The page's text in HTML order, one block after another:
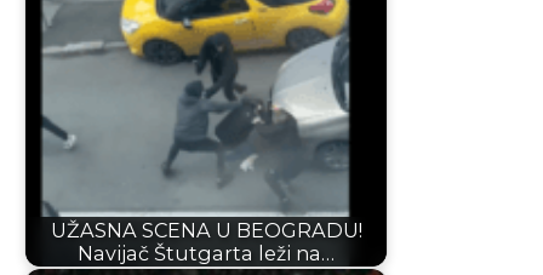
UŽASNA SCENA U BEOGRADU!
Navijač Štutgarta leži na…